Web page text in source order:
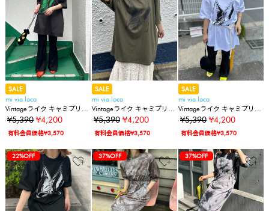
SALE
mi via loca
Vintageライク キャミプリン
トTワンピ
¥5,390 ¥4,200
有料会員価格¥3,570
SALE
mi via loca
Vintageライク キャミプリン
トTワンピ
¥5,390 ¥4,200
有料会員価格¥3,570
SALE
mi via loca
Vintageライク キャミプリン
トTワンピ
¥5,390 ¥4,200
有料会員価格¥3,570
22%OFF 37%OFF 37%OFF